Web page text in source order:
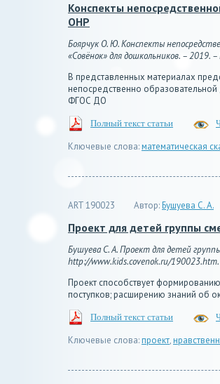
Конспекты
ОНР
Боярчук О. Ю. Конспекты
«Совёнок» для дошкольников. – 2019.
В представленных материалах
непосредственно
ФГОС ДО
Полный текст статьи
Ключевые слова:математическая
ART 190023 Автор:Бушуева С. А.
Проект для детей группы
Бушуева С. А. Проект для детей
http://www.kids.covenok.ru/190023.htm.
Проект способствует
поступков; расширению знаний об
Полный текст статьи
Ключевые слова:проект,